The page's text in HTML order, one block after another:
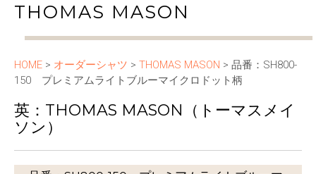
THOMAS MASON
HOME > オーダーシャツ > THOMAS MASON > 品番：SH800-
150 プレミアムライトブルーマイクロドット柄
英：THOMAS MASON（トーマスメイ
ソン）